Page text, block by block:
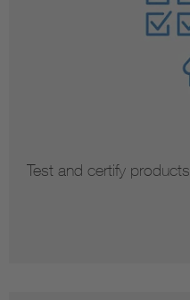
Test and certify products